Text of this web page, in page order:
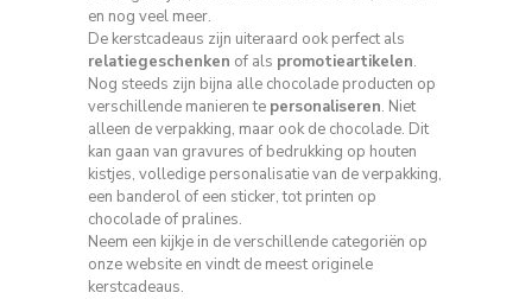
en nog veel meer.
De kerstcadeaus zijn uiteraard ook perfect als
relatiegeschenken of als promotieartikelen.
Nog steeds zijn bijna alle chocolade producten op
verschillende manieren te personaliseren. Niet
alleen de verpakking, maar ook de chocolade. Dit
kan gaan van gravures of bedrukking op houten
kistjes, volledige personalisatie van de verpakking,
een banderol of een sticker, tot printen op
chocolade of pralines.
Neem een kijkje in de verschillende categoriën op
onze website en vindt de meest originele
kerstcadeaus.